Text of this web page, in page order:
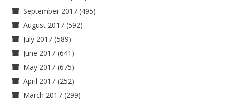
September 2017 (495)
August 2017 (592)
July 2017 (589)
June 2017 (641)
May 2017 (675)
April 2017 (252)
March 2017 (299)